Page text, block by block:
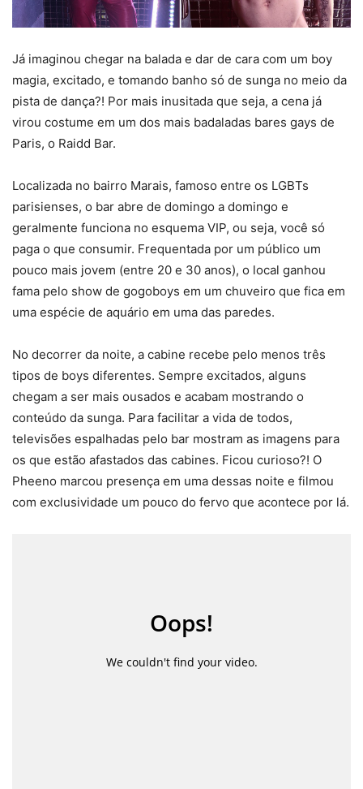
Já imaginou chegar na balada e dar de cara com um boy
magia, excitado, e tomando banho só de sunga no meio da
pista de dança?! Por mais inusitada que seja, a cena já
virou costume em um dos mais badaladas bares gays de
Paris, o Raidd Bar.
Localizada no bairro Marais, famoso entre os LGBTs
parisienses, o bar abre de domingo a domingo e
geralmente funciona no esquema VIP, ou seja, você só
paga o que consumir. Frequentada por um público um
pouco mais jovem (entre 20 e 30 anos), o local ganhou
fama pelo show de gogoboys em um chuveiro que fica em
uma espécie de aquário em uma das paredes.
No decorrer da noite, a cabine recebe pelo menos três
tipos de boys diferentes. Sempre excitados, alguns
chegam a ser mais ousados e acabam mostrando o
conteúdo da sunga. Para facilitar a vida de todos,
televisões espalhadas pelo bar mostram as imagens para
os que estão afastados das cabines. Ficou curioso?! O
Pheeno marcou presença em uma dessas noite e filmou
com exclusividade um pouco do fervo que acontece por lá.